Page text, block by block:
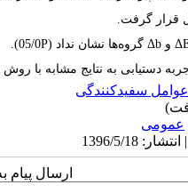
P).
عوامل سفید​کنندگی
عمومى
ارسال پیام